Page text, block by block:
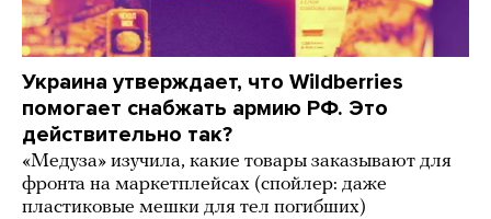
Украина утверждает, что Wildberries
помогает снабжать армию РФ. Это
действительно так?
«Медуза» изучила, какие товары заказывают для
фронта на маркетплейсах (спойлер: даже
пластиковые мешки для тел погибших)